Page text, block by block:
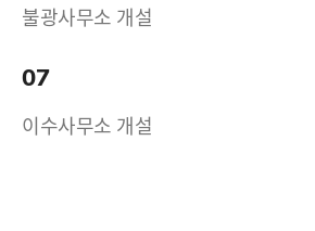
불광사무소 개설
07
이수사무소 개설